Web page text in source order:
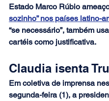
Estado Marco Rúbio
sozinho” nos países latino-
“se necessário”, também
cartéis como justificativa.
Claudia isenta
Em coletiva de imprensa
segunda-feira (1), a